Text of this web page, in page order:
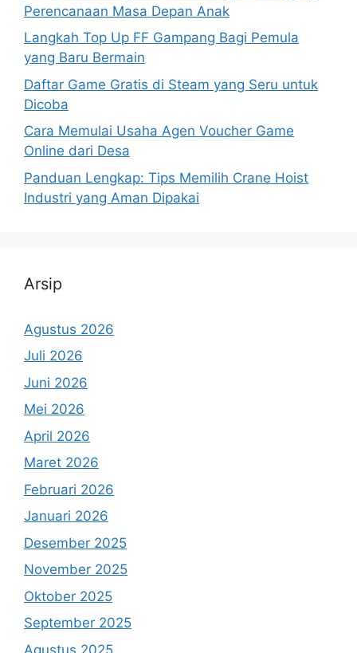
Perencanaan Masa Depan Anak
Langkah Top Up FF Gampang Bagi Pemula
yang Baru Bermain
Daftar Game Gratis di Steam yang Seru untuk
Dicoba
Cara Memulai Usaha Agen Voucher Game
Online dari Desa
Panduan Lengkap: Tips Memilih Crane Hoist
Industri yang Aman Dipakai
Arsip
Agustus 2026
Juli 2026
Juni 2026
Mei 2026
April 2026
Maret 2026
Februari 2026
Januari 2026
Desember 2025
November 2025
Oktober 2025
September 2025
Agustus 2025